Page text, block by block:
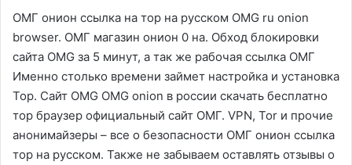
ОМГ онион ссылка на тор на русском OMG ru onion
browser. ОМГ магазин онион 0 на. Обход блокировки
сайта OMG за 5 минут, а так же рабочая ссылка ОМГ
Именно столько времени займет настройка и установка
Тор. Сайт OMG OMG onion в россии скачать бесплатно
тор браузер официальный сайт ОМГ. VPN, Tor и прочие
анонимайзеры – все о безопасности ОМГ онион ссылка
тор на русском. Также не забываем оставлять отзывы о